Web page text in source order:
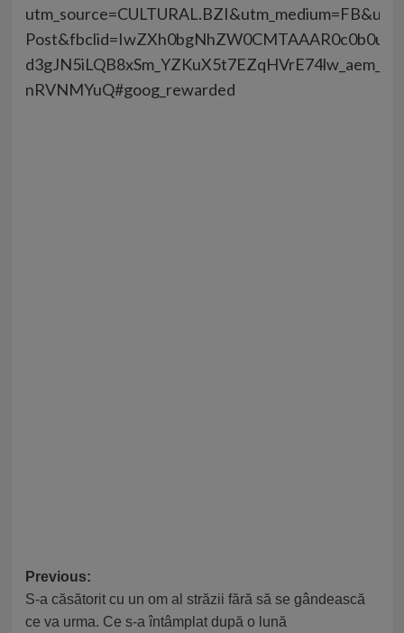
nRVNMYuQ#goog_rewarded
Post
navigation
Previous:
S-a căsătorit cu un om al străzii fără să se gândească
ce va urma. Ce s-a întâmplat după o lună